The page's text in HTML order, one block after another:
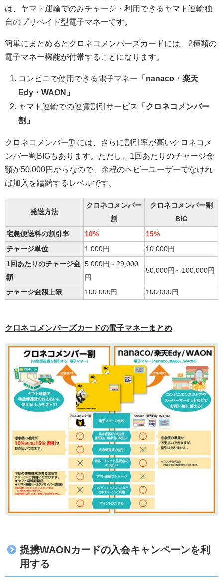
は、ヤマト運輸でのみチャージ・利用できるヤマト運輸独
自のプリペイド型電子マネーです。
簡単にまとめるとクロネコメンバーズカードには、2種類の
電子マネー機能が付帯することになります。
コンビニで使用できる電子マネー 「nanaco・楽天
Edy・WAON」
ヤマト運輸での運賃割引サービス
「クロネコメンバー
割」
クロネコメンバー割には、さらに割引率が高いクロネコメ
ンバー割BIGもあります。ただし、1回あたりのチャージ金
額が50,000円からなので、余程のヘビーユーザーでなけれ
ば加入を躊躇するレベルです。
発送方法
クロネコメンバー
割
クロネコメンバー割
BIG
宅急便送料の割引率
10%
15%
チャージ単位
1,000円
10,000円
1回あたりのチャージ金
額
5,000円～29,000
円
50,000円～100,000円
チャージ金額上限 100,000円 100,000円
クロネコメンバーズカードの電子マネーまとめ
提携WAONカードの入会キャンペーンを利
用する